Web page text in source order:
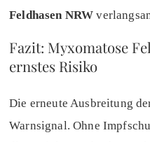
Feldhasen NRW
Fazit: Myxomatose
ernstes Risiko
Die erneute Ausbreitung
Warnsignal. Ohne